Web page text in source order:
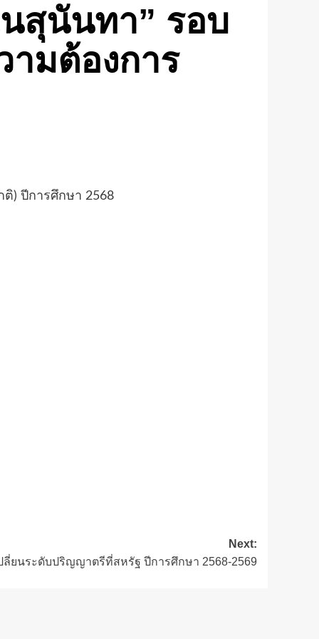
สุนันทา” รอบ
มต้องการ
) ปีการศึกษา 2568
Next:
ยนระดับปริญญาตรีที่สหรัฐ ปีการศึกษา 2568-2569